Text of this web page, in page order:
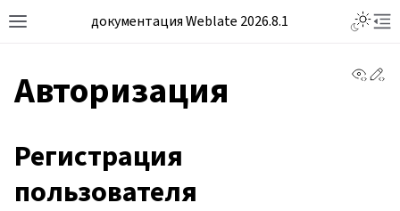
документация Weblate 2026.8.1
Авторизация
Регистрация
пользователя